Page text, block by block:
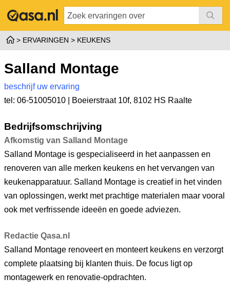
ERVARINGEN KEUKENS
Salland Montage
beschrijf uw ervaring
tel: 06-51005010 |
Boeierstraat 10f, 8102 HS Raalte
Bedrijfsomschrijving
Afkomstig van Salland Montage
Salland Montage is gespecialiseerd in het aanpassen en
renoveren van alle merken keukens en het vervangen van
keukenapparatuur. Salland Montage is creatief in het vinden
van oplossingen, werkt met prachtige materialen maar vooral
ook met verfrissende ideeën en goede adviezen.
Redactie Qasa.nl
Salland Montage renoveert en monteert keukens en verzorgt
complete plaatsing bij klanten thuis. De focus ligt op
montagewerk en renovatie-opdrachten.